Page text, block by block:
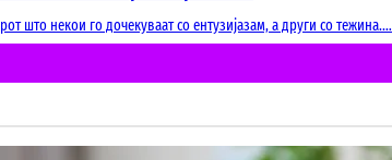
што некои го дочекуваат со ентузијазам, а други со тежина.…